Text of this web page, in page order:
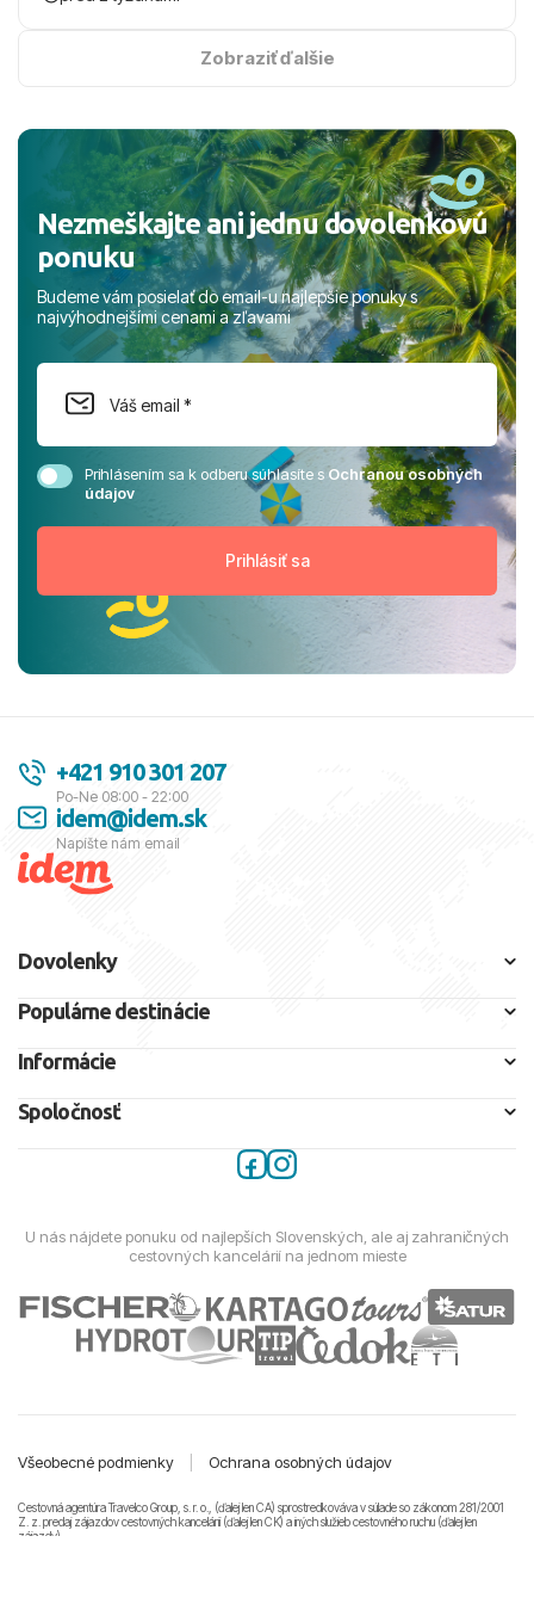
s hviezdičkou. ​Už teraz sa tešíme, kam s nami vyrazíte
Zobraziť ďalšie
Nezmeškajte ani jednu dovolenkovú
ponuku
Budeme vám posielať do email-u najlepšie ponuky s
najvýhodnejšími cenami a zľavami
Prihlásením sa k odberu súhlasíte sOchranou osobných
údajov
+421 910 301 207
Po-Ne 08:00 - 22:00
idem@idem.sk
Napíšte nám email
Dovolenky
Populárne destinácie
Informácie
Spoločnosť
U nás nájdete ponuku od najlepších Slovenských, ale aj zahraničných
cestovných kancelárií na jednom mieste
Všeobecné podmienky Ochrana osobných údajov
Cestovná agentúra Travelco Group, s. r. o., (ďalej len CA) sprostredkováva v súlade so zákonom 281/2001
Z. z. predaj zájazdov cestovných kancelárii (ďalej len CK) a iných služieb cestovného ruchu (ďalej len
zájazdy).